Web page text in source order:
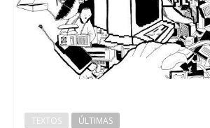
TEXTOS ÚLTIMAS